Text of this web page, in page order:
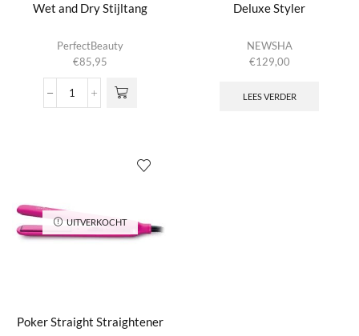
Wet and Dry Stijltang
PerfectBeauty
€85,95
Wet
Deluxe Styler
NEWSHA
€129,00
LEES VERDER
UITVERKOCHT
Poker Straight Straightener